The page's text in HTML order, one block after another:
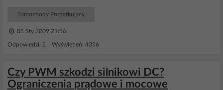
Samochody Początkujący
05 Sty 2009 21:56
Odpowiedzi: 2 Wyświetleń: 4356
Czy PWM szkodzi silnikowi DC?
Ograniczenia prądowe i mocowe